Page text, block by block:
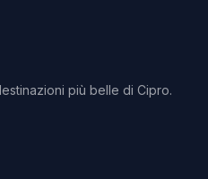
più belle di Cipro.